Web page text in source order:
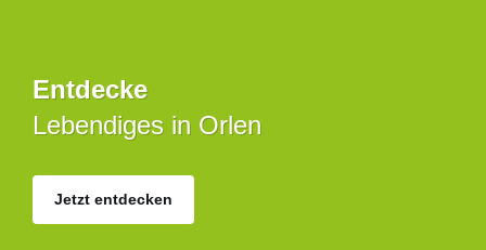
Entdecke
Lebendiges in Orlen
Jetzt entdecken